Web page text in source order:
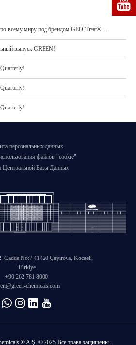
по всему миру под брендом GEO-Treat®...
выпуск GREEN!
персональных данных
файлов "cookie"
Центральной Базы Данных
No:7 41420 Çayırova, Kocaeli,
Türkiye
+90 262 781 8000
chemicals.com
® A.Ş. © 2025 Все права защищены.